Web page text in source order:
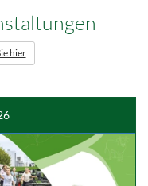
hier